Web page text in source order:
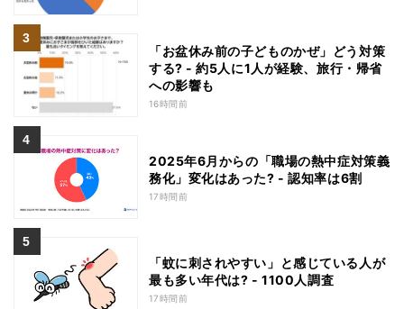
「お盆休み前の子どものかぜ」どう対策
する? - 約5人に1人が経験、旅行・帰省
への影響も
16時間前
2025年6月からの「職場の熱中症対策義
務化」変化はあった? - 認知率は6割
17時間前
「蚊に刺されやすい」と感じている人が
最も多い年代は? - 1100人調査
17時間前